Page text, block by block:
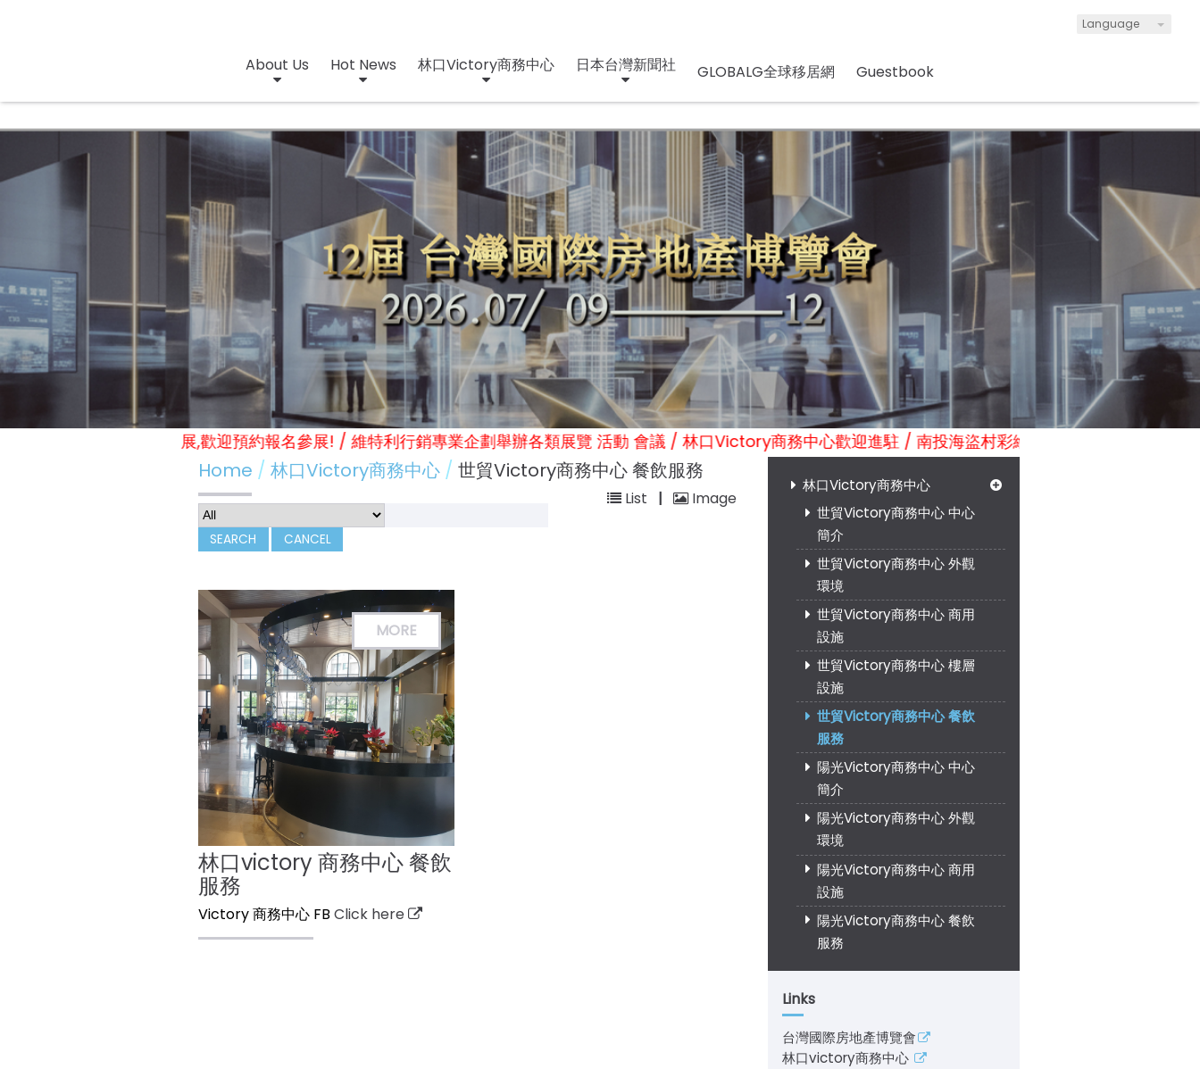
Language
About Us Hot News 林口Victory商務中心 日本台灣新聞社 GLOBALG全球移居網 Guestbook
林口Victory商務中心
世貿Victory商務中心 中心
簡介
世貿Victory商務中心 外觀
環境
世貿Victory商務中心 商用
設施
世貿Victory商務中心 樓層
設施
世貿Victory商務中心 餐飲
服務
陽光Victory商務中心 中心
簡介
陽光Victory商務中心 外觀
環境
陽光Victory商務中心 商用
設施
陽光Victory商務中心 餐飲
服務
Links
台灣國際房地產博覽會
林口victory商務中心
11.7-9) 線上展雙展,歡迎預約報名參展! / 維特利行銷專業企劃舉辦各類展覽 活動 會議 / 林口Victory商務中心歡迎進駐 / 南投海盜村彩繪遊樂園歡迎光臨! / 日本台灣
Home 林口Victory商務中心 世貿Victory商務中心 餐飲服務
List | Image
林口victory 商務中心 餐飲
服務
Victory 商務中心 FB Click here